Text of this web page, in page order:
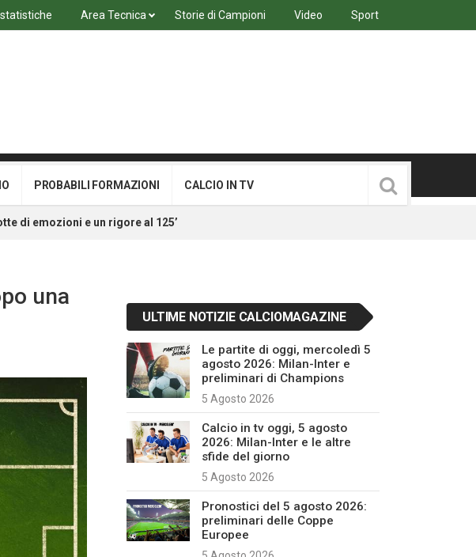
Area Tecnica Storie di Campioni Video Sport
PROBABILI FORMAZIONI CALCIO IN TV
di emozioni e un rigore al 125’
una
ULTIME NOTIZIE CALCIOMAGAZINE
Le partite di oggi, mercoledì 5
agosto 2026: Milan-Inter e
preliminari di Champions
5 Agosto 2026
Calcio in tv oggi, 5 agosto
2026: Milan-Inter e le altre
sfide del giorno
5 Agosto 2026
Pronostici del 5 agosto 2026:
preliminari delle Coppe
Europee